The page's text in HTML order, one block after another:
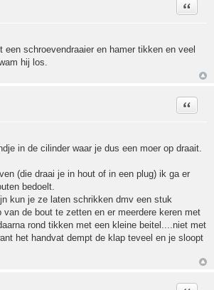
Citeer
een schroevendraaier en hamer tikken en veel
hij los.
Citeer
in de cilinder waar je dus een moer op draait.
(die draai je in hout of in een plug) ik ga er
bedoelt.
kun je ze laten schrikken dmv een stuk
de bout te zetten en er meerdere keren met
rond tikken met een kleine beitel....niet met
het handvat dempt de klap teveel en je sloopt